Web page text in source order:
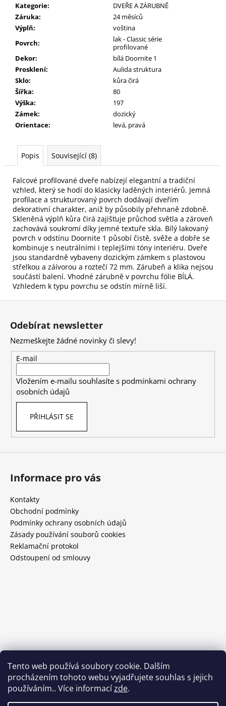
Tento web používá soubory cookie. Dalším
procházením tohoto webu vyjadřujete souhlas s jejich
používáním.. Více informacízde.
Kategorie:
DVEŘE A ZÁRUBNĚ
Záruka:
24 měsíců
Výplň:
voština
Povrch:
lak - Classic série
profilované
Dekor:
bílá Doornite 1
Prosklení:
Aulida struktura
Sklo:
kůra čirá
Šířka:
80
Výška:
197
Zámek:
dozický
Orientace: levá, pravá
Popis Související (8)
Falcové profilované dveře nabízejí elegantní a tradiční
vzhled, který se hodí do klasicky laděných interiérů. Jemná
profilace a strukturovaný povrch dodávají dveřím
dekorativní charakter, aniž by působily přehnaně zdobně.
Skleněná výplň kůra čirá zajišťuje průchod světla a zároveň
zachovává soukromí díky jemné textuře skla. Bílý lakovaný
povrch v odstínu Doornite 1 působí čistě, svěže a dobře se
kombinuje s neutrálními i teplejšími tóny interiéru. Dveře
jsou standardně vybaveny dozickým zámkem s plastovou
střelkou a záívorou a roztečí 72 mm. Zárubeň a klika nejsou
součástí balení. Vhodné zárubně v povrchu fólie BÍLÁ.
Vzhledem k typu povrchu se odstín mírně liší.
Z
Odebírat newsletter
Nezmeškejte žádné novinky či slevy!
E-mail
Vložením e-mailu souhlasíte s podmínkami ochrany
osobních údajů
PŘIHLÁSIT SE
Informace pro vás
Kontakty
Obchodní podmínky
Podmínky ochrany osobních údajů
Zásady používání souborů cookies
Reklamační protokol
Odstoupení od smlouvy